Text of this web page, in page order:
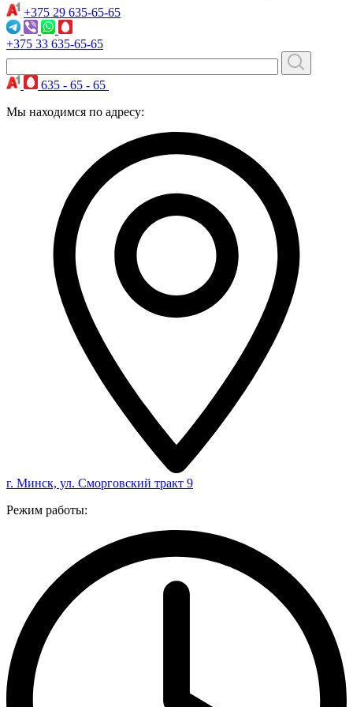
+375 29 635-65-65
+375 33 635-65-65
635 - 65 - 65
Мы находимся по адресу:
г. Минск, ул. Сморговский тракт 9
Режим работы: